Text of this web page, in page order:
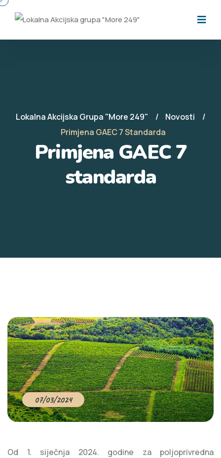
Lokalna Akcijska Grupa "More 249"
Novosti
Primjena GAEC 7 Standarda
Primjena GAEC 7
standarda
07/03/2024
Od 1. siječnja 2024. godine za poljoprivredna